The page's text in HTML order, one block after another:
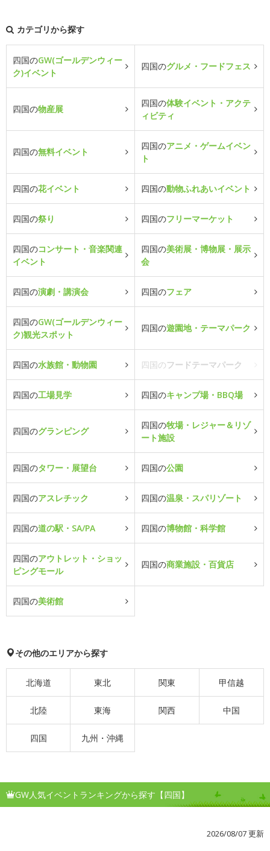
カテゴリから探す
四国のGW(ゴールデンウィー
ク)イベント
四国のグルメ・フードフェス
四国の物産展
四国の体験イベント・アクテ
ィビティ
四国の無料イベント
四国のアニメ・ゲームイベン
ト
四国の花イベント 四国の動物ふれあいイベント
四国の祭り 四国のフリーマーケット
四国のコンサート・音楽関連
イベント
四国の美術展・博物展・展示
会
四国の演劇・講演会 四国のフェア
四国のGW(ゴールデンウィー
ク)観光スポット
四国の遊園地・テーマパーク
四国の水族館・動物園 四国のフードテーマパーク
四国の工場見学 四国のキャンプ場・BBQ場
四国のグランピング
四国の牧場・レジャー＆リゾ
ート施設
四国のタワー・展望台 四国の公園
四国のアスレチック 四国の温泉・スパリゾート
四国の道の駅・SA/PA 四国の博物館・科学館
四国のアウトレット・ショッ
ピングモール
四国の商業施設・百貨店
四国の美術館
その他のエリアから探す
北海道 東北 関東 甲信越
北陸 東海 関西 中国
四国 九州・沖縄
GW人気イベントランキングから探す【四国】
2026/08/07 更新